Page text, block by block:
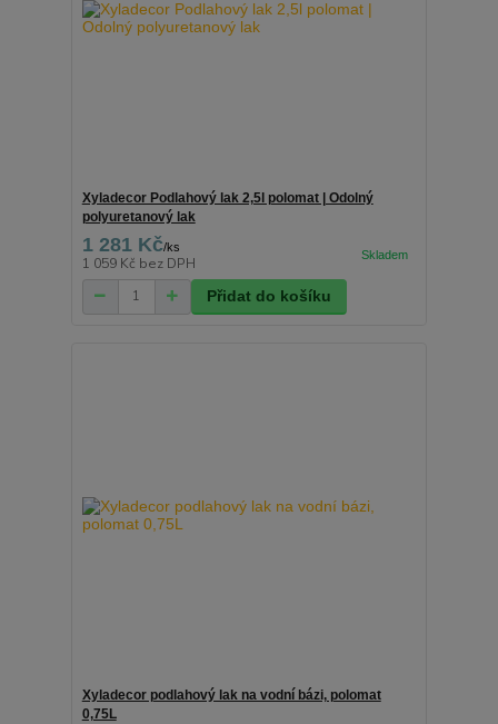
Xyladecor Podlahový lak 2,5l polomat | Odolný
polyuretanový lak
1 281 Kč/ks
1 059 Kč bez DPH
Přidat do košíku
Xyladecor podlahový lak na vodní bázi, polomat
0,75L